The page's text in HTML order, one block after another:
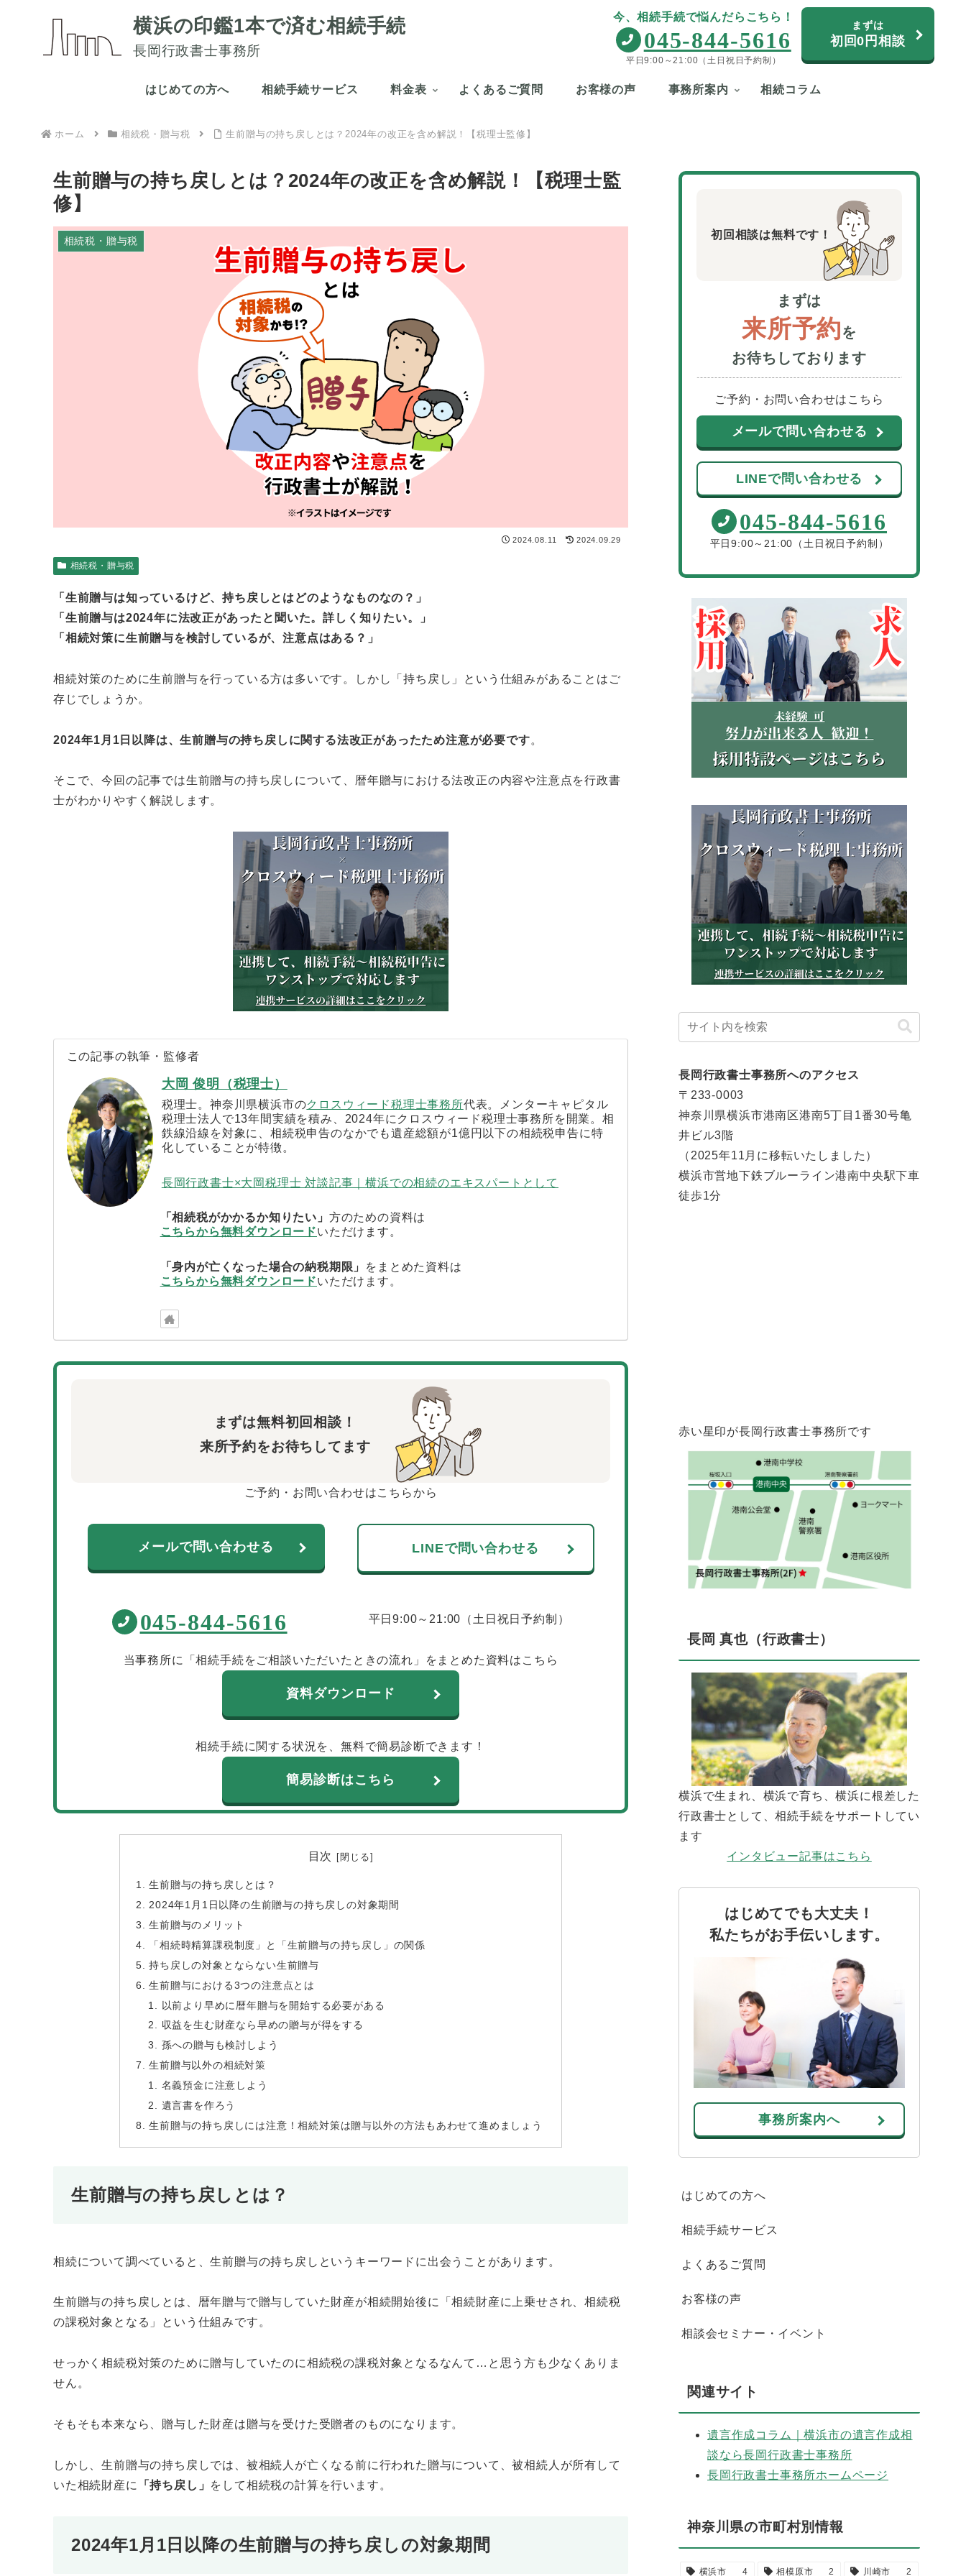
横浜の印鑑1本で済む相続手続
長岡行政書士事務所
今、相続手続で悩んだらこちら！
045-844-5616
平日9:00～21:00（土日祝日予約制）
まずは
初回0円相談
はじめての方へ 相続手続サービス 料金表 よくあるご質問 お客様の声 事務所案内 相続コラム
ホーム 相続税・贈与税 生前贈与の持ち戻しとは？2024年の改正を含め解説！【税理士監修】
生前贈与の持ち戻しとは？2024年の改正を含め解説！【税理士監
修】
相続税・贈与税
2024.08.11 2024.09.29
相続税・贈与税
「生前贈与は知っているけど、持ち戻しとはどのようなものなの？」
「生前贈与は2024年に法改正があったと聞いた。詳しく知りたい。」
「相続対策に生前贈与を検討しているが、注意点はある？」
相続対策のために生前贈与を行っている方は多いです。しかし「持ち戻し」という仕組みがあることはご
存じでしょうか。
2024年1月1日以降は、生前贈与の持ち戻しに関する法改正があったため注意が必要です。
そこで、今回の記事では生前贈与の持ち戻しについて、暦年贈与における法改正の内容や注意点を行政書
士がわかりやすく解説します。
この記事の執筆・監修者
大岡 俊明（税理士）
税理士。神奈川県横浜市のクロスウィード税理士事務所代表。メンターキャピタル
税理士法人で13年間実績を積み、2024年にクロスウィード税理士事務所を開業。相
鉄線沿線を対象に、相続税申告のなかでも遺産総額が1億円以下の相続税申告に特
化していることが特徴。
長岡行政書士×大岡税理士 対談記事｜横浜での相続のエキスパートとして
「相続税がかかるか知りたい」 方のための資料は
こちらから無料ダウンロードいただけます。
「身内が亡くなった場合の納税期限」
をまとめた資料は
こちらから無料ダウンロードいただけます。
まずは無料初回相談！
来所予約をお待ちしてます
ご予約・お問い合わせはこちらから
メールで問い合わせる LINEで問い合わせる
045-844-5616 平日9:00～21:00（土日祝日予約制）
当事務所に「相続手続をご相談いただいたときの流れ」をまとめた資料はこちら
資料ダウンロード
相続手続に関する状況を、無料で簡易診断できます！
簡易診断はこちら
目次
生前贈与の持ち戻しとは？
2024年1月1日以降の生前贈与の持ち戻しの対象期間
生前贈与のメリット
「相続時精算課税制度」と「生前贈与の持ち戻し」の関係
持ち戻しの対象とならない生前贈与
生前贈与における3つの注意点とは
以前より早めに暦年贈与を開始する必要がある
収益を生む財産なら早めの贈与が得をする
孫への贈与も検討しよう
生前贈与以外の相続対策
名義預金に注意しよう
遺言書を作ろう
生前贈与の持ち戻しには注意！相続対策は贈与以外の方法もあわせて進めましょう
生前贈与の持ち戻しとは？
相続について調べていると、生前贈与の持ち戻しというキーワードに出会うことがあります。
生前贈与の持ち戻しとは、暦年贈与で贈与していた財産が相続開始後に「相続財産に上乗せされ、相続税
の課税対象となる」という仕組みです。
せっかく相続税対策のために贈与していたのに相続税の課税対象となるなんて…と思う方も少なくありま
せん。
そもそも本来なら、贈与した財産は贈与を受けた受贈者のものになります。
しかし、生前贈与の持ち戻しでは、被相続人が亡くなる前に行われた贈与について、被相続人が所有して
いた相続財産に
「持ち戻し」 をして相続税の計算を行います。
2024年1月1日以降の生前贈与の持ち戻しの対象期間
初回相談は無料です！
まずは
来所予約を
お待ちしております
ご予約・お問い合わせはこちら
メールで問い合わせる
LINEで問い合わせる
045-844-5616
平日9:00～21:00（土日祝日予約制）
長岡行政書士事務所へのアクセス
〒233-0003
神奈川県横浜市港南区港南5丁目1番30号亀
井ビル3階
（2025年11月に移転いたしました）
横浜市営地下鉄ブルーライン港南中央駅下車
徒歩1分
赤い星印が長岡行政書士事務所です
長岡 真也（行政書士）
横浜で生まれ、横浜で育ち、横浜に根差した
行政書士として、相続手続をサポートしてい
ます
インタビュー記事はこちら
はじめてでも大丈夫！
私たちがお手伝いします。
事務所案内へ
はじめての方へ
相続手続サービス
よくあるご質問
お客様の声
相談会セミナー・イベント
関連サイト
遺言作成コラム｜横浜市の遺言作成相
談なら長岡行政書士事務所
長岡行政書士事務所ホームページ
神奈川県の市町村別情報
横浜市 4 相模原市 2 川崎市 2